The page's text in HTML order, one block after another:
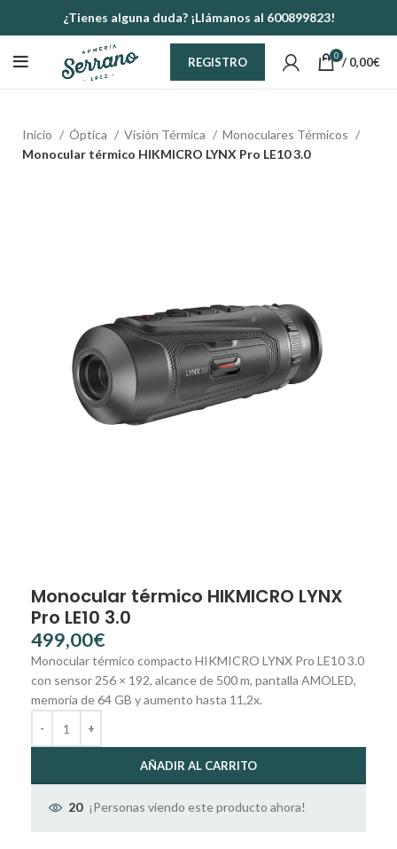
¿Tienes alguna duda? ¡Llámanos al 600899823!
REGISTRO 0 / 0,00€
Inicio Óptica Visión Térmica
Monoculares Térmicos
Monocular térmico HIKMICRO LYNX Pro LE10 3.0
Monocular térmico HIKMICRO LYNX
Pro LE10 3.0
€
Monocular térmico compacto HIKMICRO LYNX Pro LE10 3.0
con sensor 256 × 192, alcance de 500 m, pantalla AMOLED,
memoria de 64 GB y aumento hasta 11,2x.
AÑADIR AL CARRITO
20 ¡Personas viendo este producto ahora!